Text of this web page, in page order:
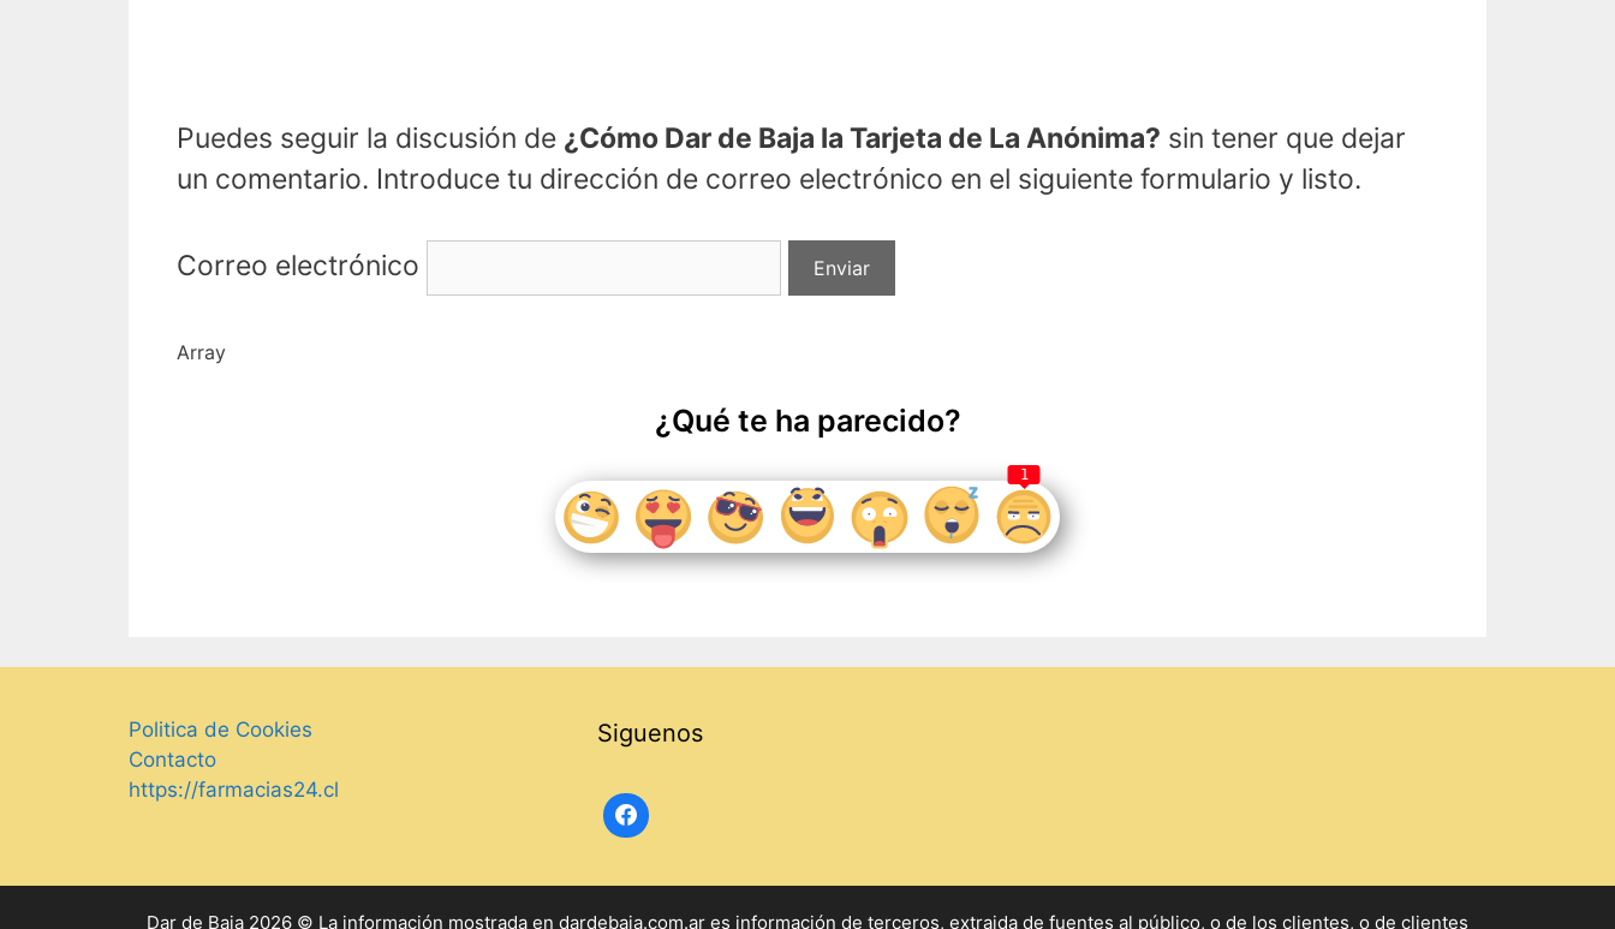
Puedes seguir la discusión de ¿Cómo Dar de Baja la Tarjeta de La Anónima? sin tener que dejar
un comentario. Introduce tu dirección de correo electrónico en el siguiente formulario y listo.
Correo electrónico
Array
¿Qué te ha parecido?
1
Politica de Cookies
Contacto
https://farmacias24.cl
Siguenos
Dar de Baja 2026 © La información mostrada en dardebaja.com.ar es información de terceros, extraida de fuentes al público, o de los clientes, o de clientes